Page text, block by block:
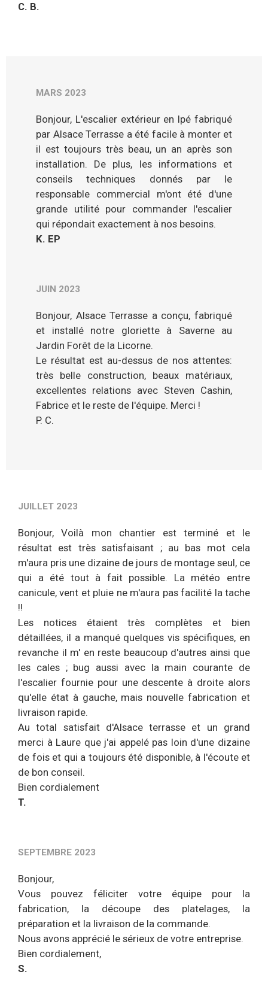
C. B.
MARS 2023
Bonjour, L'escalier extérieur en Ipé fabriqué
par Alsace Terrasse a été facile à monter et
il est toujours très beau, un an après son
installation. De plus, les informations et
conseils techniques donnés par le
responsable commercial m'ont été d'une
grande utilité pour commander l'escalier
qui répondait exactement à nos besoins.
K. EP
JUIN 2023
Bonjour, Alsace Terrasse a conçu, fabriqué
et installé notre gloriette à Saverne au
Jardin Forêt de la Licorne.
Le résultat est au-dessus de nos attentes:
très belle construction, beaux matériaux,
excellentes relations avec Steven Cashin,
Fabrice et le reste de l'équipe. Merci !
P. C.
JUILLET 2023
Bonjour, Voilà mon chantier est terminé et le
résultat est très satisfaisant ; au bas mot cela
m'aura pris une dizaine de jours de montage seul, ce
qui a été tout à fait possible. La météo entre
canicule, vent et pluie ne m'aura pas facilité la tache
!!
Les notices étaient très complètes et bien
détaillées, il a manqué quelques vis spécifiques, en
revanche il m' en reste beaucoup d'autres ainsi que
les cales ; bug aussi avec la main courante de
l'escalier fournie pour une descente à droite alors
qu'elle état à gauche, mais nouvelle fabrication et
livraison rapide.
Au total satisfait d'Alsace terrasse et un grand
merci à Laure que j'ai appelé pas loin d'une dizaine
de fois et qui a toujours été disponible, à l'écoute et
de bon conseil.
Bien cordialement
T.
SEPTEMBRE 2023
Bonjour,
Vous pouvez féliciter votre équipe pour la
fabrication, la découpe des platelages, la
préparation et la livraison de la commande.
Nous avons apprécié le sérieux de votre entreprise.
Bien cordialement,
S.